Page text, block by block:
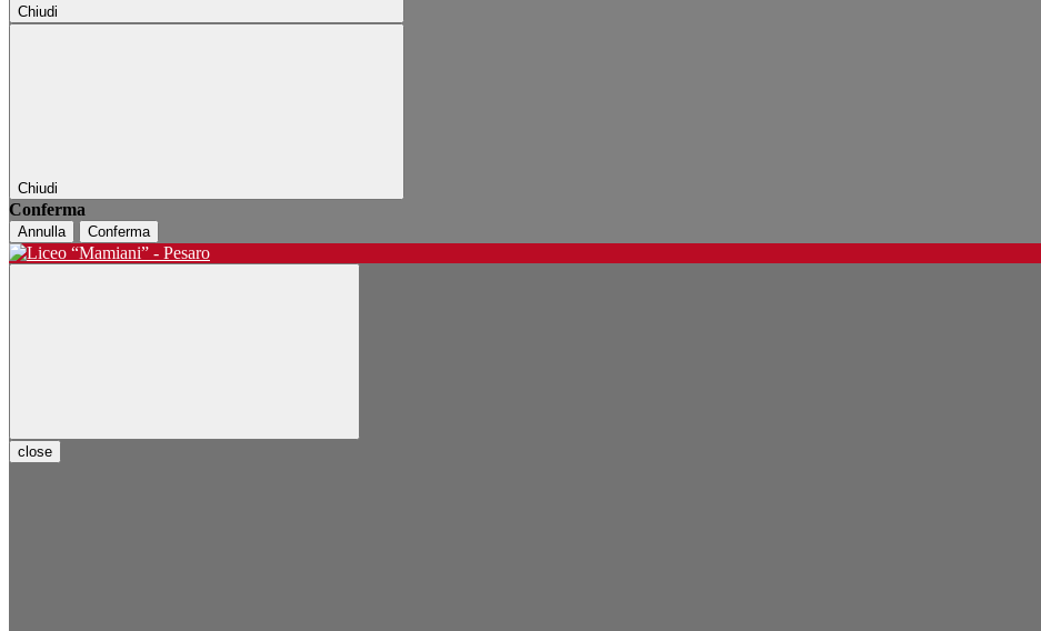
Chiudi
Chiudi
Conferma
Annulla Conferma
close